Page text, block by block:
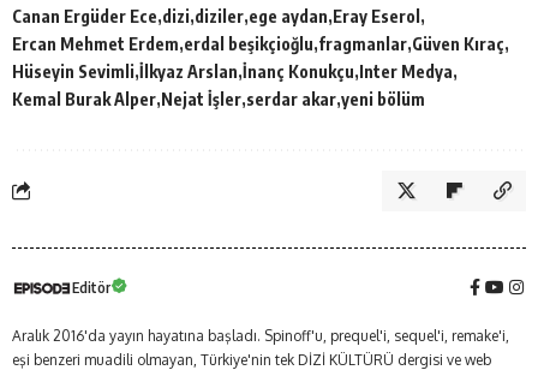
Canan Ergüder Ece dizi diziler ege aydan Eray Eserol
Ercan Mehmet Erdem erdal beşikçioğlu fragmanlar Güven Kıraç
Hüseyin Sevimli İlkyaz Arslan İnanç Konukçu Inter Medya
Kemal Burak Alper Nejat İşler serdar akar yeni bölüm
Editör
Aralık 2016'da yayın hayatına başladı. Spinoff'u, prequel'i, sequel'i, remake'i,
eşi benzeri muadili olmayan, Türkiye'nin tek DİZİ KÜLTÜRÜ dergisi ve web